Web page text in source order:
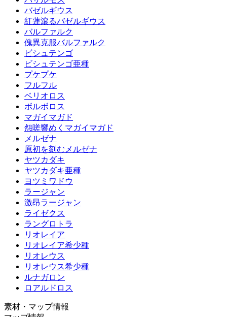
バゼルギウス
紅蓮滾るバゼルギウス
バルファルク
傀異克服バルファルク
ビシュテンゴ
ビシュテンゴ亜種
プケプケ
フルフル
ベリオロス
ボルボロス
マガイマガド
怨嗟響めくマガイマガド
メルゼナ
原初を刻むメルゼナ
ヤツカダキ
ヤツカダキ亜種
ヨツミワドウ
ラージャン
激昂ラージャン
ライゼクス
ラングロトラ
リオレイア
リオレイア希少種
リオレウス
リオレウス希少種
ルナガロン
ロアルドロス
素材・マップ情報